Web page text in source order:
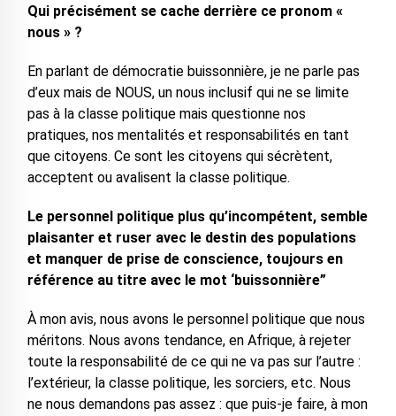
Qui précisément se cache derrière ce pronom «
nous » ?
En parlant de démocratie buissonnière, je ne parle pas
d’eux mais de NOUS, un nous inclusif qui ne se limite
pas à la classe politique mais questionne nos
pratiques, nos mentalités et responsabilités en tant
que citoyens. Ce sont les citoyens qui sécrètent,
acceptent ou avalisent la classe politique.
Le personnel politique plus qu’incompétent, semble
plaisanter et ruser avec le destin des populations
et manquer de prise de conscience, toujours en
référence au titre avec le mot ‘buissonnière”
À mon avis, nous avons le personnel politique que nous
méritons. Nous avons tendance, en Afrique, à rejeter
toute la responsabilité de ce qui ne va pas sur l’autre :
l’extérieur, la classe politique, les sorciers, etc. Nous
ne nous demandons pas assez : que puis-je faire, à mon